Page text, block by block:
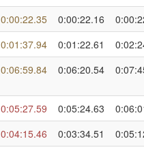
0:00:22.35 0:00:22.16
0:01:37.94 0:01:22.61
0:06:59.84 0:06:20.54
0:05:27.59 0:05:24.63
0:04:15.46 0:03:34.51